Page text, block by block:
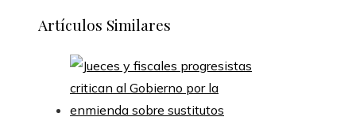
Artículos Similares